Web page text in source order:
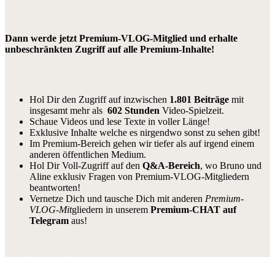
Dann werde jetzt Premium-VLOG-Mitglied und erhalte
unbeschränkten Zugriff auf alle Premium-Inhalte!
Hol Dir den Zugriff auf inzwischen 1.801 Beiträge mit
insgesamt mehr als 602 Stunden Video-Spielzeit.
Schaue Videos und lese Texte in voller Länge!
Exklusive Inhalte welche es nirgendwo sonst zu sehen gibt!
Im Premium-Bereich gehen wir tiefer als auf irgend einem
anderen öffentlichen Medium.
Hol Dir Voll-Zugriff auf den Q&A-Bereich, wo Bruno und
Aline exklusiv Fragen von Premium-VLOG-Mitgliedern
beantworten!
Vernetze Dich und tausche Dich mit anderen Premium-
VLOG-Mitgliedern in unserem Premium-CHAT auf
Telegram aus!